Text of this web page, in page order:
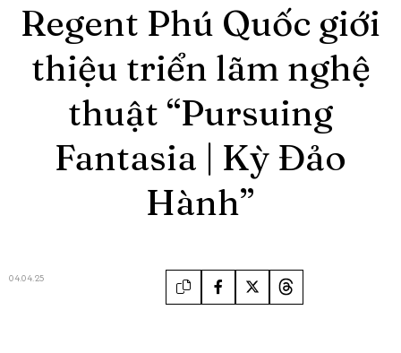
Regent Phú Quốc giới
thiệu triển lãm nghệ
thuật “Pursuing
Fantasia | Kỳ Đảo
Hành”
04.04.25